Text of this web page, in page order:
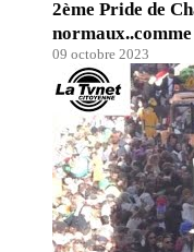
2ème Pride de
09 octobre 2023